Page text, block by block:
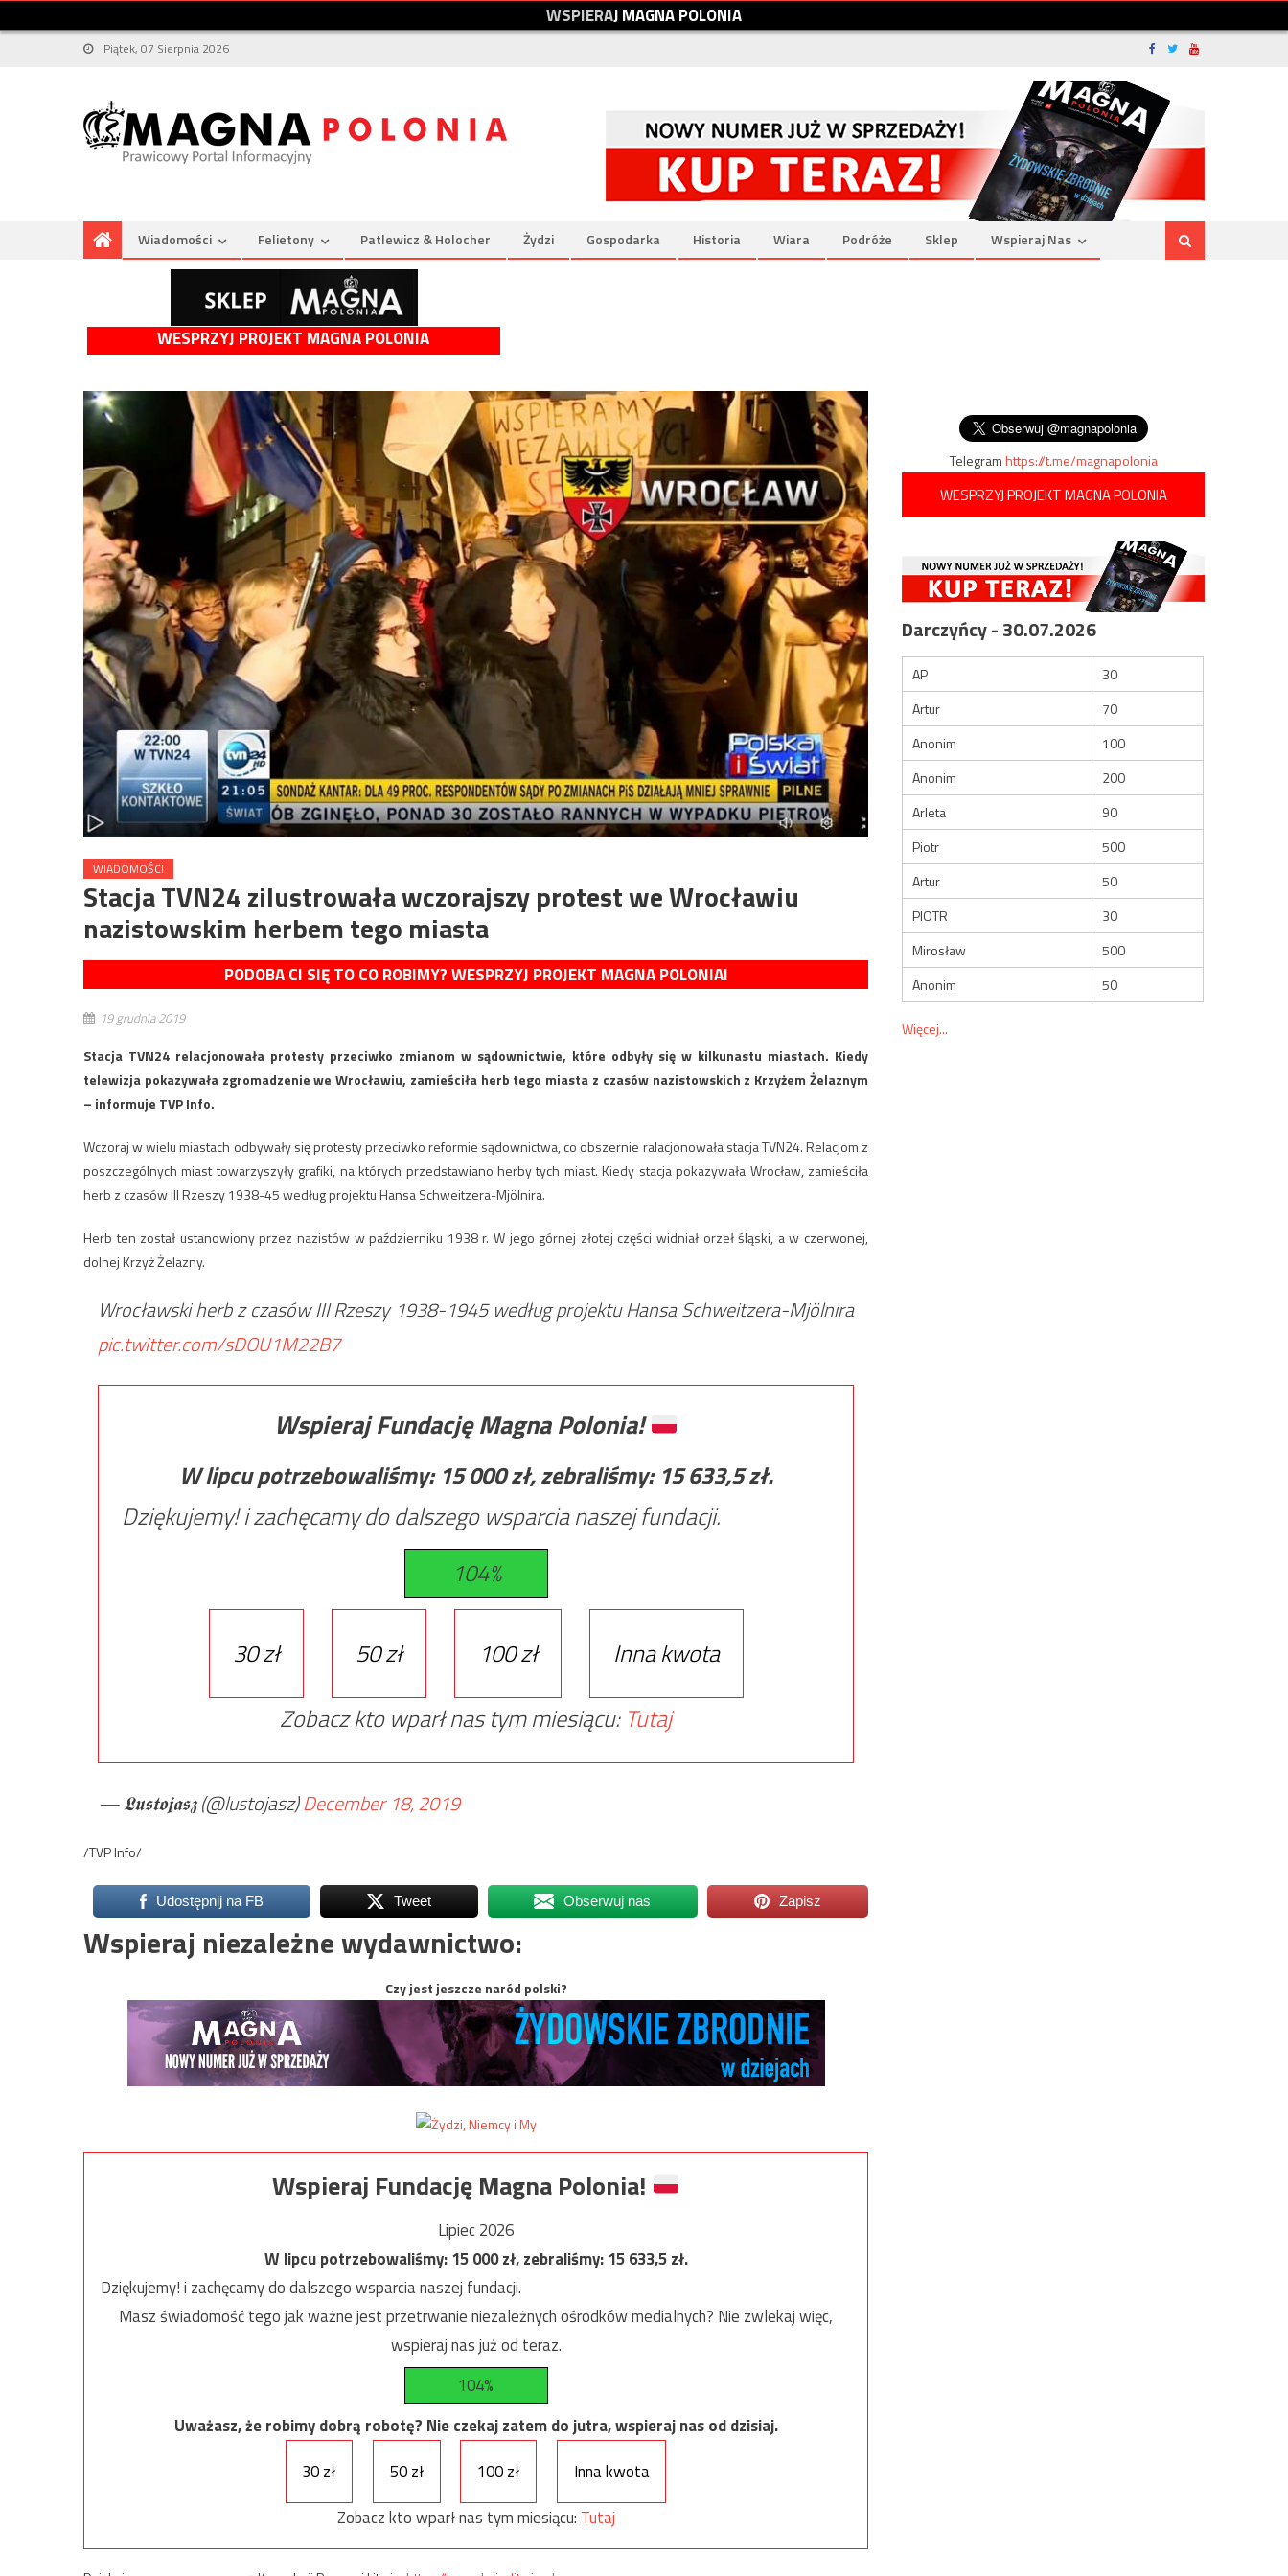
WSPIERAJMAGNAPOLONIA
Piątek, 07 Sierpnia 2026
Wiadomości Felietony Patlewicz & Holocher Żydzi Gospodarka Historia Wiara Podróże Sklep Wspieraj Nas
WESPRZYJ PROJEKT MAGNA POLONIA
WIADOMOŚCI
Stacja TVN24 zilustrowała wczorajszy protest we Wrocławiu
nazistowskim herbem tego miasta
PODOBA CI SIĘ TO CO ROBIMY? WESPRZYJ PROJEKT MAGNA POLONIA!
19 grudnia 2019
Stacja TVN24 relacjonowała protesty przeciwko zmianom w sądownictwie, które odbyły się w kilkunastu miastach. Kiedy
telewizja pokazywała zgromadzenie we Wrocławiu, zamieściła herb tego miasta z czasów nazistowskich z Krzyżem Żelaznym
– informuje TVP Info.
Wczoraj w wielu miastach odbywały się protesty przeciwko reformie sądownictwa, co obszernie ralacjonowała stacja TVN24. Relacjom z
poszczególnych miast towarzyszyły grafiki, na których przedstawiano herby tych miast. Kiedy stacja pokazywała Wrocław, zamieściła
herb z czasów III Rzeszy 1938-45 według projektu Hansa Schweitzera-Mjölnira.
Herb ten został ustanowiony przez nazistów w październiku 1938 r. W jego górnej złotej części widniał orzeł śląski, a w czerwonej,
dolnej Krzyż Żelazny.
Wrocławski herb z czasów III Rzeszy 1938-1945 według projektu Hansa Schweitzera-Mjölnira
pic.twitter.com/sDOU1M22B7
Wspieraj Fundację Magna Polonia!
W lipcu potrzebowaliśmy: 15 000zł, zebraliśmy: 15 633,5zł.
Dziękujemy! i zachęcamy do dalszego wsparcia naszej fundacji.
104%
30 zł 50 zł 100 zł
Inna kwota
Zobacz kto wparł nas tym miesiącu: Tutaj
— 𝕷𝖚𝖘𝖙𝖔𝖏𝖆𝖘𝖟 (@lustojasz)December 18, 2019
/TVP Info/
Udostępnij na FB Tweet Obserwuj nas Zapisz
Wspieraj niezależne wydawnictwo:
Czy jest jeszcze naród polski?
Wspieraj Fundację Magna Polonia!
Lipiec 2026
W lipcu potrzebowaliśmy:15 000zł, zebraliśmy:15 633,5zł.
Dziękujemy! i zachęcamy do dalszego wsparcia naszej fundacji.
Masz świadomość tego jak ważne jest przetrwanie niezależnych ośrodków medialnych? Nie zwlekaj więc,
wspieraj nas już od teraz.
104%
Uważasz, że robimy dobrą robotę? Nie czekaj zatem do jutra, wspieraj nas od dzisiaj.
30 zł
50 zł 100 zł
Inna kwota
Zobacz kto wparł nas tym miesiącu: Tutaj
Telegramhttps://t.me/magnapolonia
WESPRZYJ PROJEKT MAGNA POLONIA
Darczyńcy - 30.07.2026
AP
30
Artur
70
Anonim
100
Anonim
200
Arleta
90
Piotr
500
Artur
50
PIOTR
30
Mirosław
500
Anonim
50
Więcej...